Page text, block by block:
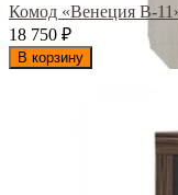
Комод «Венеция В-
18 750 ₽
В корзину